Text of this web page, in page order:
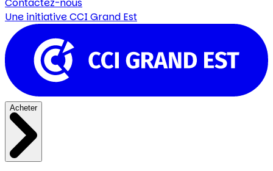
Contactez-nous
Une initiativeCCI Grand Est
Acheter